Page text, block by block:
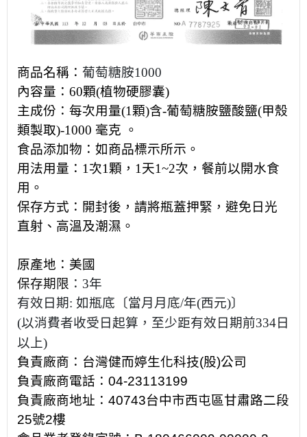
商品名稱： 葡萄糖胺1000
內容量： 60顆(植物硬膠囊)
主成份：每次用量(1 顆)含-葡萄糖胺鹽酸鹽(甲殼
類製取)-1000 毫克 。
食品添加物：如商品標示所示。
用法用量： 1 次1 顆， 1 天1~2次， 餐前以開水食
用 。
保存方式：開封後，請將瓶蓋押緊，避免日光
直射、高溫及潮濕。
原產地：美國
保存期限 ： 3年
有效日期: 如瓶底〔當月月底/年(西元)〕
(以消費者收受日起算，至少距有效日期前334日
以上)
負責廠商：台灣健而婷生化科技(股)公司
負責廠商電話： 04-23113199
負責廠商地址： 40743台中市西屯區甘肅路二段
25號2樓